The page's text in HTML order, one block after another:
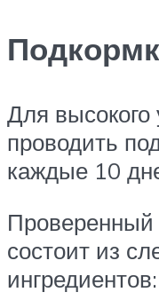
Для
проводить
каждые 10
Проверенный
состоит из
ингредиентов: